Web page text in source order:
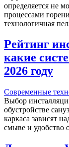
определяется не
процессами
технологичная
Рейтинг
какие
2026 году
Современные
Выбор
обустройстве
каркаса зависят
смыве и удобство